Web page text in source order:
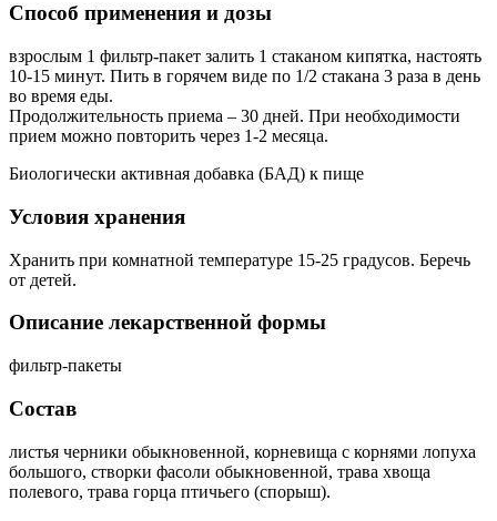
Способ применения и дозы
взрослым 1 фильтр-пакет залить 1 стаканом кипятка, настоять
10-15 минут. Пить в горячем виде по 1/2 стакана 3 раза в день
во время еды.
Продолжительность приема – 30 дней. При необходимости
прием можно повторить через 1-2 месяца.
Биологически активная добавка (БАД) к пище
Условия хранения
Хранить при комнатной температуре 15-25 градусов. Беречь
от детей.
Описание лекарственной формы
фильтр-пакеты
Состав
листья черники обыкновенной, корневища с корнями лопуха
большого, створки фасоли обыкновенной, трава хвоща
полевого, трава горца птичьего (спорыш).